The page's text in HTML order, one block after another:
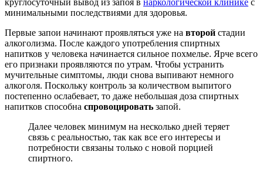
минимальными последствиями для здоровья.
Первые запои начинают проявляться уже на второй стадии
алкоголизма. После каждого употребления спиртных
напитков у человека начинается сильное похмелье. Ярче всего
его признаки проявляются по утрам. Чтобы устранить
мучительные симптомы, люди снова выпивают немного
алкоголя. Поскольку контроль за количеством выпитого
постепенно ослабевает, то даже небольшая доза спиртных
напитков способна спровоцировать запой.
Далее человек минимум на несколько дней теряет
связь с реальностью, так как все его интересы и
потребности связаны только с новой порцией
спиртного.